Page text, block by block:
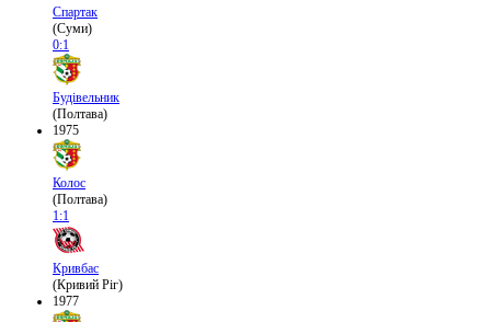
Спартак
(Суми)
0:1
Будівельник
(Полтава)
1975
Колос
(Полтава)
1:1
Кривбас
(Кривий Ріг)
1977